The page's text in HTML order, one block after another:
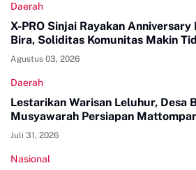
Daerah
X-PRO Sinjai Rayakan
Bira, Soliditas Komunitas Makin
Agustus 03, 2026
Daerah
Lestarikan Warisan Leluhur, Desa
Musyawarah Persiapan
Juli 31, 2026
Nasional